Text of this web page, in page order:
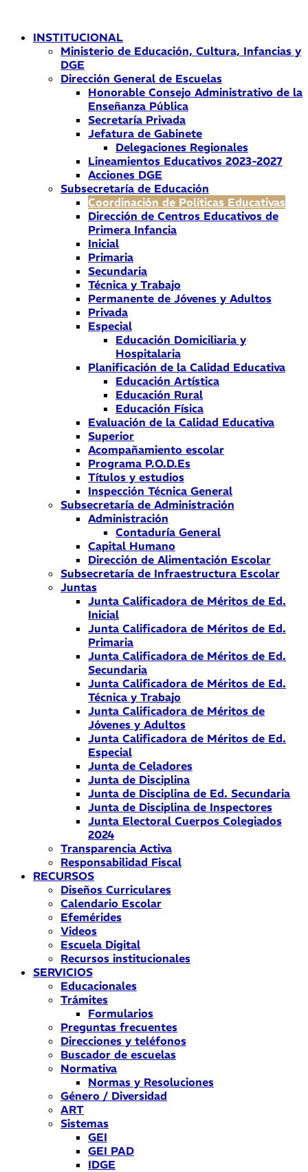
contenidoINSTITUCIONAL
Ministerio de Educación, Cultura, Infancias y
DGE
Dirección General de Escuelas
Honorable Consejo Administrativo de la
Enseñanza Pública
Secretaría Privada
Jefatura de Gabinete
Delegaciones Regionales
Lineamientos Educativos 2023-2027
Acciones DGE
Subsecretaría de Educación
Coordinación de Políticas Educativas
Dirección de Centros Educativos de
Primera Infancia
Inicial
Primaria
Secundaria
Técnica y Trabajo
Permanente de Jóvenes y Adultos
Privada
Especial
Educación Domiciliaria y
Hospitalaria
Planificación de la Calidad Educativa
Educación Artística
Educación Rural
Educación Física
Evaluación de la Calidad Educativa
Superior
Acompañamiento escolar
Programa P.O.D.Es
Títulos y estudios
Inspección Técnica General
Subsecretaría de Administración
Administración
Contaduría General
Capital Humano
Dirección de Alimentación Escolar
Subsecretaría de Infraestructura Escolar
Juntas
Junta Calificadora de Méritos de Ed.
Inicial
Junta Calificadora de Méritos de Ed.
Primaria
Junta Calificadora de Méritos de Ed.
Secundaria
Junta Calificadora de Méritos de Ed.
Técnica y Trabajo
Junta Calificadora de Méritos de
Jóvenes y Adultos
Junta Calificadora de Méritos de Ed.
Especial
Junta de Celadores
Junta de Disciplina
Junta de Disciplina de Ed. Secundaria
Junta de Disciplina de Inspectores
Junta Electoral Cuerpos Colegiados
2024
Transparencia Activa
Responsabilidad Fiscal
RECURSOS
Diseños Curriculares
Calendario Escolar
Efemérides
Videos
Escuela Digital
Recursos institucionales
SERVICIOS
Educacionales
Trámites
Formularios
Preguntas frecuentes
Direcciones y teléfonos
Buscador de escuelas
Normativa
Normas y Resoluciones
Género / Diversidad
ART
Sistemas
GEI
GEI PAD
IDGE